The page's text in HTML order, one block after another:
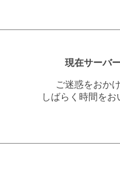
現在サーバ
ご迷惑をおか
しばらく時間を